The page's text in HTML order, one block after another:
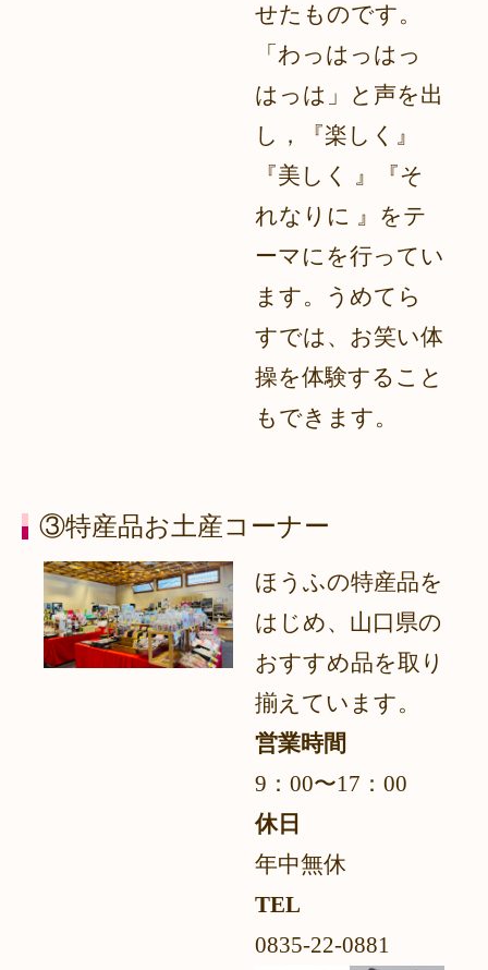
せたものです。
「わっはっはっ
はっは」と声を出
し，『楽しく』
『美しく 』『そ
れなりに 』をテ
ーマにを行ってい
ます。うめてら
すでは、お笑い体
操を体験すること
もできます。
③特産品お土産コーナー
ほうふの特産品を
はじめ、山口県の
おすすめ品を取り
揃えています。
営業時間
9：00〜17：00
休日
年中無休
TEL
0835-22-0881